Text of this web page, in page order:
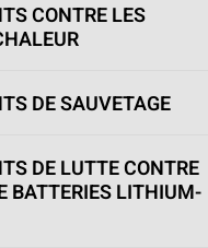
CONTRE LES
DE SAUVETAGE
DE LUTTE CONTRE
BATTERIES LITHIUM-